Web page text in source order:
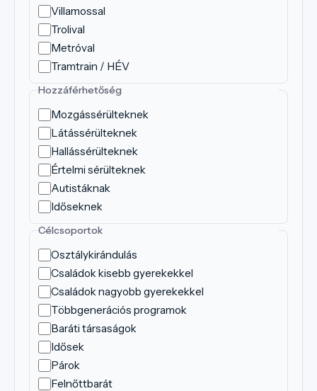
Villamossal
Trolival
Metróval
Tramtrain / HÉV
Hozzáférhetőség
Mozgássérülteknek
Látássérülteknek
Hallássérülteknek
Értelmi sérülteknek
Autistáknak
Időseknek
Célcsoportok
Osztálykirándulás
Családok kisebb gyerekekkel
Családok nagyobb gyerekekkel
Többgenerációs programok
Baráti társaságok
Idősek
Párok
Felnőttbarát